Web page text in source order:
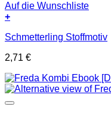
Auf die Wunschliste
+
Schmetterling Stoffmotiv
2,71 €